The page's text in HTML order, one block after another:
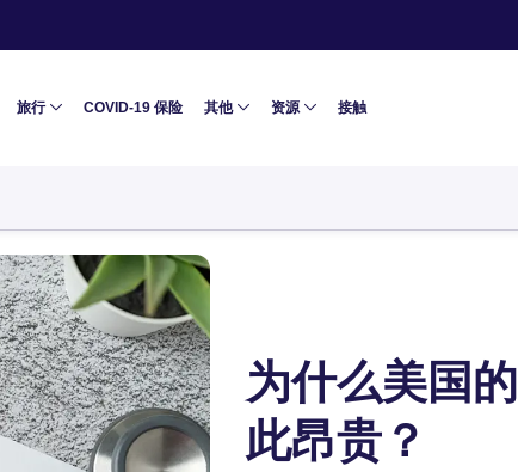
旅行 COVID-19 保险 其他 资源 接触
为什么美国
此昂贵？